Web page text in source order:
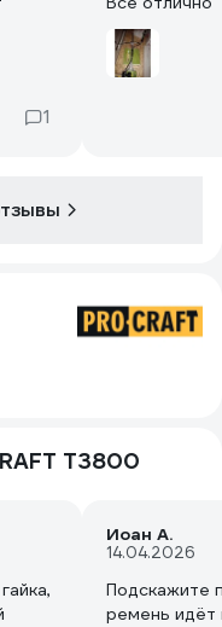
1
T3800
Иоан А.
14.04.2026
Подскажите
ремень идёт